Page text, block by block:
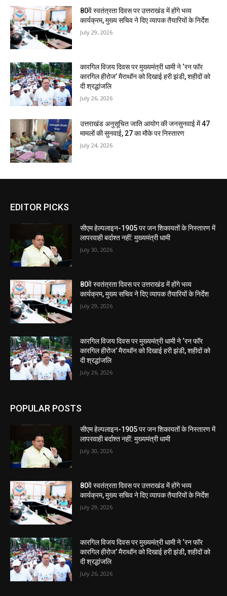
80वें स्वतंत्रता दिवस पर उत्तराखंड में होंगे भव्य
कार्यक्रम, मुख्य सचिव ने दिए व्यापक तैयारियों के निर्देश
July 29, 2026
कारगिल विजय दिवस पर मुख्यमंत्री धामी ने ‘रन फॉर
कारगिल हीरोज’ मैराथॉन को दिखाई हरी झंडी, शहीदों को
दी श्रद्धांजलि
July 26, 2026
उत्तराखंड अनुसूचित जाति आयोग की जनसुनवाई में 47
मामलों की सुनवाई, 27 का मौके पर निस्तारण
July 24, 2026
EDITOR PICKS
सीएम हेल्पलाइन-1905 पर जन शिकायतों के निस्तारण में
लापरवाही बर्दाश्त नहीं: मुख्यमंत्री धामी
July 30, 2026
80वें स्वतंत्रता दिवस पर उत्तराखंड में होंगे भव्य
कार्यक्रम, मुख्य सचिव ने दिए व्यापक तैयारियों के निर्देश
July 29, 2026
कारगिल विजय दिवस पर मुख्यमंत्री धामी ने ‘रन फॉर
कारगिल हीरोज’ मैराथॉन को दिखाई हरी झंडी, शहीदों को
दी श्रद्धांजलि
July 26, 2026
POPULAR POSTS
सीएम हेल्पलाइन-1905 पर जन शिकायतों के निस्तारण में
लापरवाही बर्दाश्त नहीं: मुख्यमंत्री धामी
July 30, 2026
80वें स्वतंत्रता दिवस पर उत्तराखंड में होंगे भव्य
कार्यक्रम, मुख्य सचिव ने दिए व्यापक तैयारियों के निर्देश
July 29, 2026
कारगिल विजय दिवस पर मुख्यमंत्री धामी ने ‘रन फॉर
कारगिल हीरोज’ मैराथॉन को दिखाई हरी झंडी, शहीदों को
दी श्रद्धांजलि
July 26, 2026